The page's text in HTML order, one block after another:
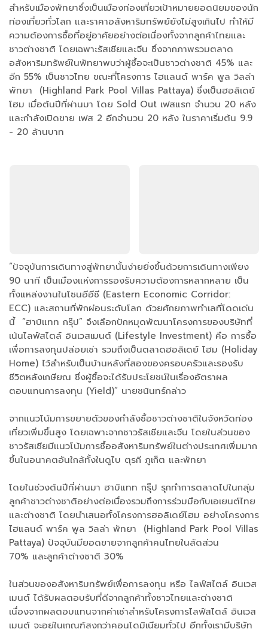
สำหรับเมืองพัทยาซึ่งเป็นเมืองท่องเที่ยวเป้าหมายยอดนิยมของนัก
ท่องเที่ยวทั่วโลก และราคาอสังหาริมทรัพย์ยังไม่สูงเกินไป ทำให้มี
ความต้องการซื้อที่อยู่อาศัยอย่างต่อเนื่องทั้งจากลูกค้าไทยและ
ชาวต่างชาติ โดยเฉพาะรัสเซียและจีน ซึ่งจากภาพรวมตลาด
อสังหาริมทรัพย์ในพัทยาพบว่าผู้ซื้อจะเป็นชาวต่างชาติ 45% และ
อีก 55% เป็นชาวไทย ขณะที่โครงการ ไฮแลนด์ พาร์ค พูล วิลล่า
พัทยา (Highland Park Pool Villas Pattaya) ซึ่งเป็นฮอลิเดย์
โฮม เมื่อต้นปีที่ผ่านมา โดย Sold Out เฟสแรก จำนวน 20 หลัง
และกำลังเปิดขาย เฟส 2 อีกจำนวน 20 หลัง ในราคาเริ่มต้น 9.9
- 20 ล้านบาท
“ปัจจุบันการเดินทางสู่พัทยานั้นง่ายยิ่งขึ้นด้วยการเดินทางเพียง
90 นาที เป็นเมืองแห่งการรองรับความต้องการหลากหลาย เป็น
ทั้งแหล่งงานในโซนอีอีซี (Eastern Economic Corridor:
ECC) และสถานที่พักผ่อนระดับโลก ด้วยศักยภาพทำเลที่โดดเด่น
นี้ “ฮาบิแทท กรุ๊ป” จึงเลือกปักหมุดพัฒนาโครงการของบริษัทที่
เน้นไลฟ์สไตล์ อินเวสเมนต์ (Lifestyle Investment) คือ การซื้อ
เพื่อการลงทุนปล่อยเช่า รวมถึงเป็นตลาดฮอลิเดย์ โฮม (Holiday
Home) ไว้สำหรับเป็นบ้านหลังที่สองของครอบครัวและรองรับ
ชีวิตหลังเกษียณ ซึ่งผู้ซื้อจะได้รับประโยชน์ในเรื่องอัตราผล
ตอบแทนการลงทุน (Yield)” นายชนินทร์กล่าว
จากแนวโน้มการขยายตัวของกำลังซื้อชาวต่างชาติในจังหวัดท่อง
เที่ยวเพิ่มขึ้นสูง โดยเฉพาะจากชาวรัสเซียและจีน โดยในส่วนของ
ชาวรัสเซียมีแนวโน้มการซื้ออสังหาริมทรัพย์ในต่างประเทศเพิ่มมาก
ขึ้นในอนาคตอันใกล้ทั้งในดูไบ ตุรกี ภูเก็ต และพัทยา
โดยในช่วงต้นปีที่ผ่านมา ฮาบิแทท กรุ๊ป รุกทำการตลาดไปในกลุ่ม
ลูกค้าชาวต่างชาติอย่างต่อเนื่องรวมถึงการร่วมมือกับเอเยนต์ไทย
และต่างชาติ โดยนำเสนอทั้งโครงการฮอลิเดย์โฮม อย่างโครงการ
ไฮแลนด์ พาร์ค พูล วิลล่า พัทยา (Highland Park Pool Villas
Pattaya) ปัจจุบันมียอดขายจากลูกค้าคนไทยในสัดส่วน
70% และลูกค้าต่างชาติ 30%
ในส่วนของอสังหาริมทรัพย์เพื่อการลงทุน หรือ ไลฟ์สไตล์ อินเวส
เมนต์ ได้รับผลตอบรับที่ดีจากลูกค้าทั้งชาวไทยและต่างชาติ
เนื่องจากผลตอบแทนจากค่าเช่าสำหรับโครงการไลฟ์สไตล์ อินเวส
เมนต์ จะอยู่ในเกณฑ์สูงกว่าคอนโดมิเนียมทั่วไป อีกทั้งเรามีบริษัท